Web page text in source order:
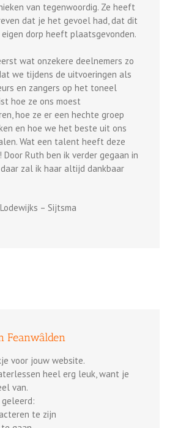
van tegenwoordig. Ze heeft
dat je het gevoel had, dat dit
dorp heeft plaatsgevonden.
wat onzekere deelnemers zo
we tijdens de uitvoeringen als
en zangers op het toneel
hoe ze ons moest
hoe ze er een hechte groep
en hoe we het beste uit ons
Wat een talent heeft deze
Door Ruth ben ik verder gegaan in
zal ik haar altijd dankbaar
– Sijtsma
Feanwâlden
voor jouw website.
heel erg leuk, want je
van.
te zijn